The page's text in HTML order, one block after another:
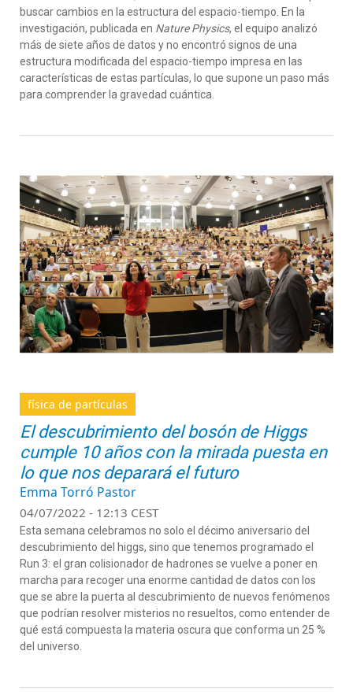
buscar cambios en la estructura del espacio-tiempo. En la
investigación, publicada en Nature Physics, el equipo analizó
más de siete años de datos y no encontró signos de una
estructura modificada del espacio-tiempo impresa en las
características de estas partículas, lo que supone un paso más
para comprender la gravedad cuántica.
física de partículas
El descubrimiento del bosón de Higgs
cumple 10 años con la mirada puesta en
lo que nos deparará el futuro
Emma Torró Pastor
04/07/2022 - 12:13 CEST
Esta semana celebramos no solo el décimo aniversario del
descubrimiento del higgs, sino que tenemos programado el
Run 3: el gran colisionador de hadrones se vuelve a poner en
marcha para recoger una enorme cantidad de datos con los
que se abre la puerta al descubrimiento de nuevos fenómenos
que podrían resolver misterios no resueltos, como entender de
qué está compuesta la materia oscura que conforma un 25 %
del universo.